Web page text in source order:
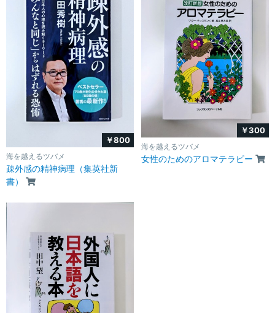
￥800
海を越えるツバメ
疎外感の精神病理（集英社新
書）
￥300
海を越えるツバメ
女性のためのアロマテラピー